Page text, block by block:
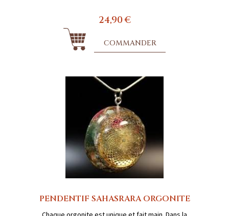
24,90 €
COMMANDER
PENDENTIF SAHASRARA ORGONITE